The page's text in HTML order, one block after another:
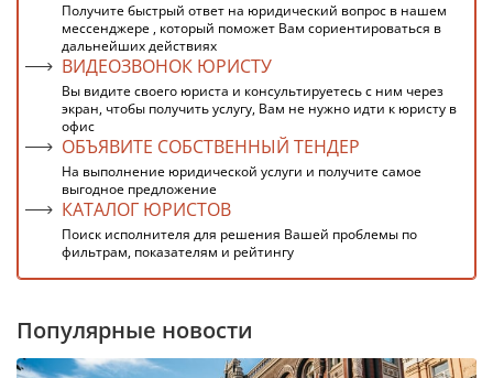
Получите быстрый ответ на юридический вопрос в нашем
мессенджере , который поможет Вам сориентироваться в
дальнейших действиях
ВИДЕОЗВОНОК ЮРИСТУ
Вы видите своего юриста и консультируетесь с ним через
экран, чтобы получить услугу, Вам не нужно идти к юристу в
офис
ОБЪЯВИТЕ СОБСТВЕННЫЙ ТЕНДЕР
На выполнение юридической услуги и получите самое
выгодное предложение
КАТАЛОГ ЮРИСТОВ
Поиск исполнителя для решения Вашей проблемы по
фильтрам, показателям и рейтингу
Популярные новости